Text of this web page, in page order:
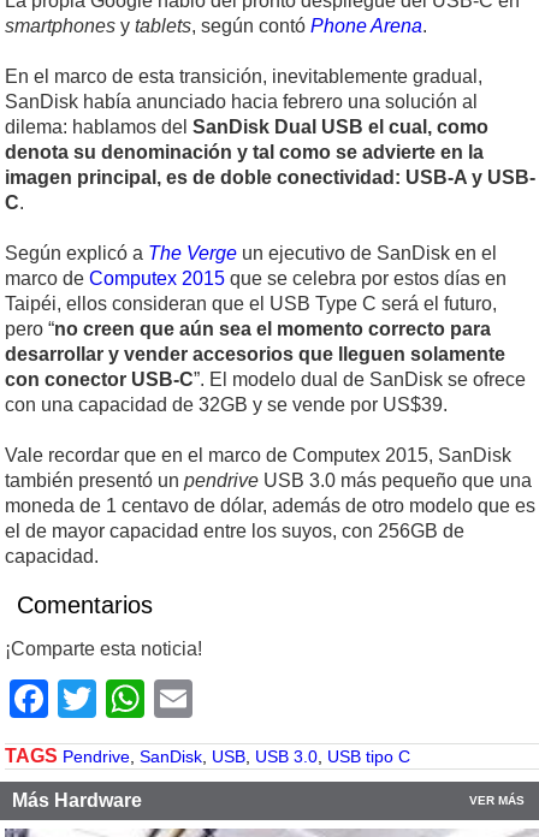
smartphones y tablets, según contó Phone Arena.
En el marco de esta transición, inevitablemente gradual,
SanDisk había anunciado hacia febrero una solución al
dilema: hablamos del SanDisk Dual USB el cual, como
denota su denominación y tal como se advierte en la
imagen principal, es de doble conectividad: USB-A y USB-
C.
Según explicó a The Verge un ejecutivo de SanDisk en el
marco de Computex 2015 que se celebra por estos días en
Taipéi, ellos consideran que el USB Type C será el futuro,
pero “no creen que aún sea el momento correcto para
desarrollar y vender accesorios que lleguen solamente
con conector USB-C”. El modelo dual de SanDisk se ofrece
con una capacidad de 32GB y se vende por US$39.
Vale recordar que en el marco de Computex 2015, SanDisk
también presentó un pendrive USB 3.0 más pequeño que una
moneda de 1 centavo de dólar, además de otro modelo que es
el de mayor capacidad entre los suyos, con 256GB de
capacidad.
Comentarios
¡Comparte esta noticia!
Facebook
TwitterWhatsApp
TAGS Pendrive, SanDisk, USB, USB 3.0, USB tipo C
Más Hardware VER MÁS